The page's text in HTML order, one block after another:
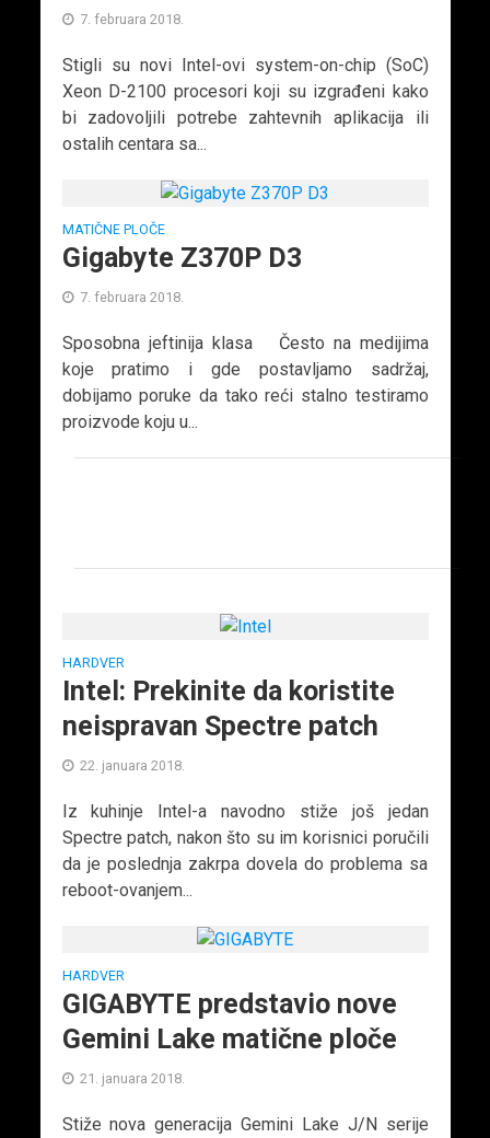
7. februara 2018.
Stigli su novi Intel-ovi system-on-chip (SoC)
Xeon D-2100 procesori koji su izgrađeni kako
bi zadovoljili potrebe zahtevnih aplikacija ili
ostalih centara sa...
MATIČNE PLOČE
Gigabyte Z370P D3
7. februara 2018.
Sposobna jeftinija klasa Često na medijima
koje pratimo i gde postavljamo sadržaj,
dobijamo poruke da tako reći stalno testiramo
proizvode koju u...
HARDVER
Intel: Prekinite da koristite
neispravan Spectre patch
22. januara 2018.
Iz kuhinje Intel-a navodno stiže još jedan
Spectre patch, nakon što su im korisnici poručili
da je poslednja zakrpa dovela do problema sa
reboot-ovanjem...
HARDVER
GIGABYTE predstavio nove
Gemini Lake matične ploče
21. januara 2018.
Stiže nova generacija Gemini Lake J/N serije